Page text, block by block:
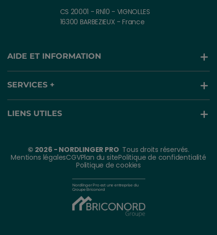
CS 20001 - RN10 - VIGNOLLES
16300 BARBEZIEUX - France
AIDE ET INFORMATION
SERVICES +
LIENS UTILES
© 2026 - NORDLINGER PRO Tous droits réservés.
Mentions légalesCGVPlan du sitePolitique de confidentialité
Politique de cookies
Nordlinger Pro est une entreprise du
Groupe Briconord